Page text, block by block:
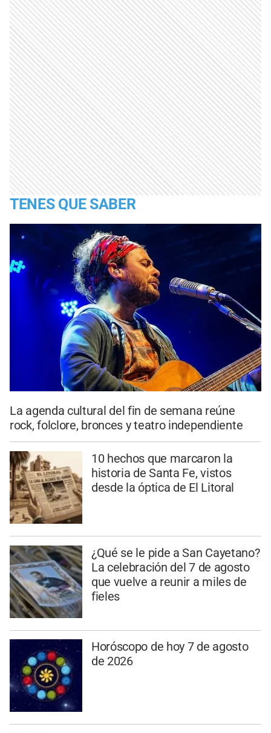
TENES QUE SABER
La agenda cultural del fin de semana reúne
rock, folclore, bronces y teatro independiente
10 hechos que marcaron la
historia de Santa Fe, vistos
desde la óptica de El Litoral
¿Qué se le pide a San Cayetano?
La celebración del 7 de agosto
que vuelve a reunir a miles de
fieles
Horóscopo de hoy 7 de agosto
de 2026